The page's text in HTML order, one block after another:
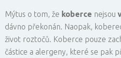
Mýtus o tom, že koberce nejsou
dávno překonán. Naopak,
život roztočů. Koberce pouze
částice a alergeny, které se pak